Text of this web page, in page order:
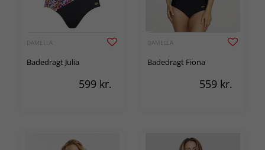
DAMELLA
Badedragt Julia
599 kr.
DAMELLA
Badedragt Fiona
559 kr.